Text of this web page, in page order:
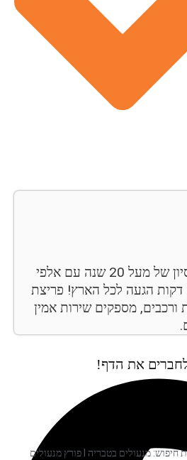
מנעולן בישראל בעל ניסיון של מעל 20 שנה עם אלפי
לקוחות מרוצים, עד 20 דקות הגעה לכל הארץ! פריצת
ורכבים, מספקים שירות אמין
את הדף!
פורץ רכבים בטבריה – תגיות חיפוש: מנעולים בטבריה I פורץ מנעולים